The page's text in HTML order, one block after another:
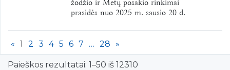
prasidės nuo 2025 m. sausio 20 d.
« 1 2 3 4 5 6 7 … 28 »
Paieškos rezultatai: 1–50 iš 12310